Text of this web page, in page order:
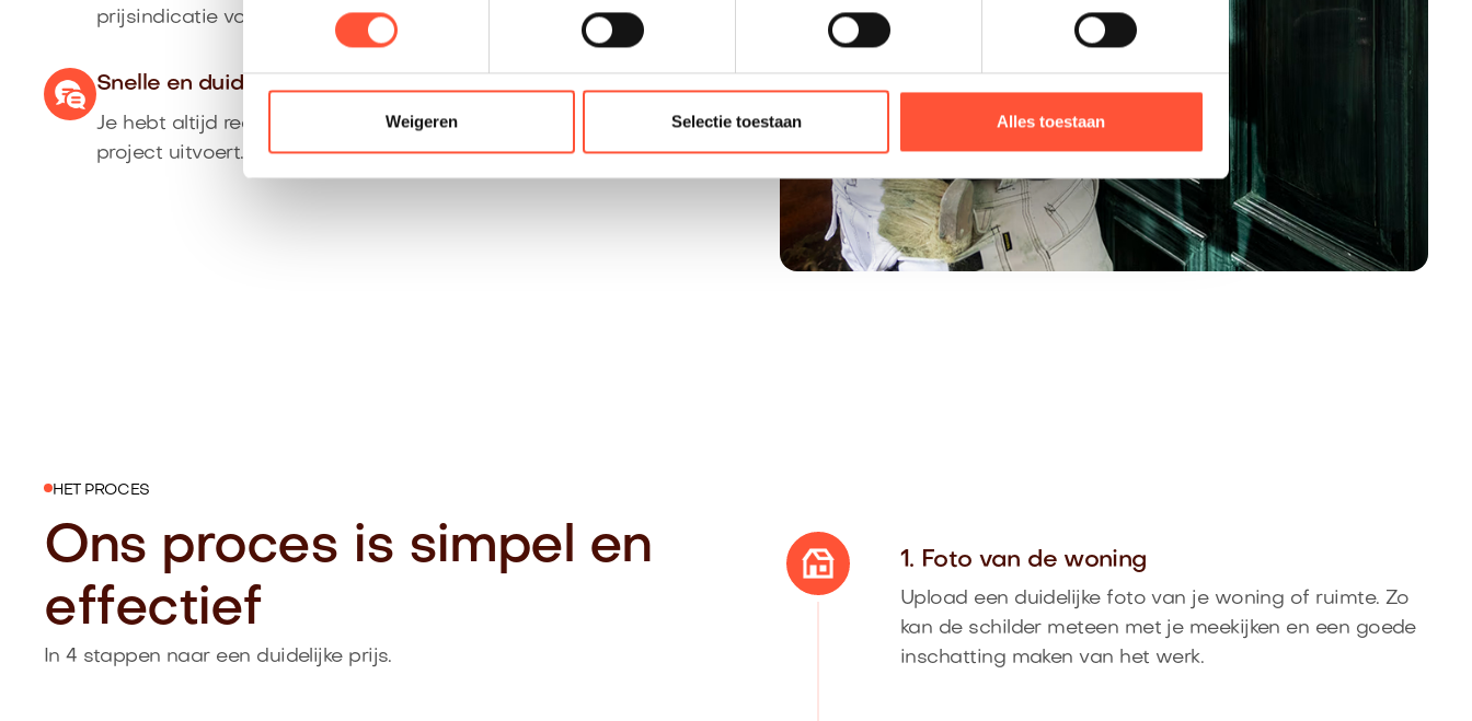
Weigeren Selectie toestaan Alles toestaan
prijsindicatie voor jouw klus.
Snelle en duidelijke communicatie
Je hebt altijd rechtstreeks contact met de schilder die jouw
project uitvoert.
HET PROCES
Ons proces is simpel en
effectief
In 4 stappen naar een duidelijke prijs.
1. Foto van de woning
Upload een duidelijke foto van je woning of ruimte. Zo
kan de schilder meteen met je meekijken en een goede
inschatting maken van het werk.